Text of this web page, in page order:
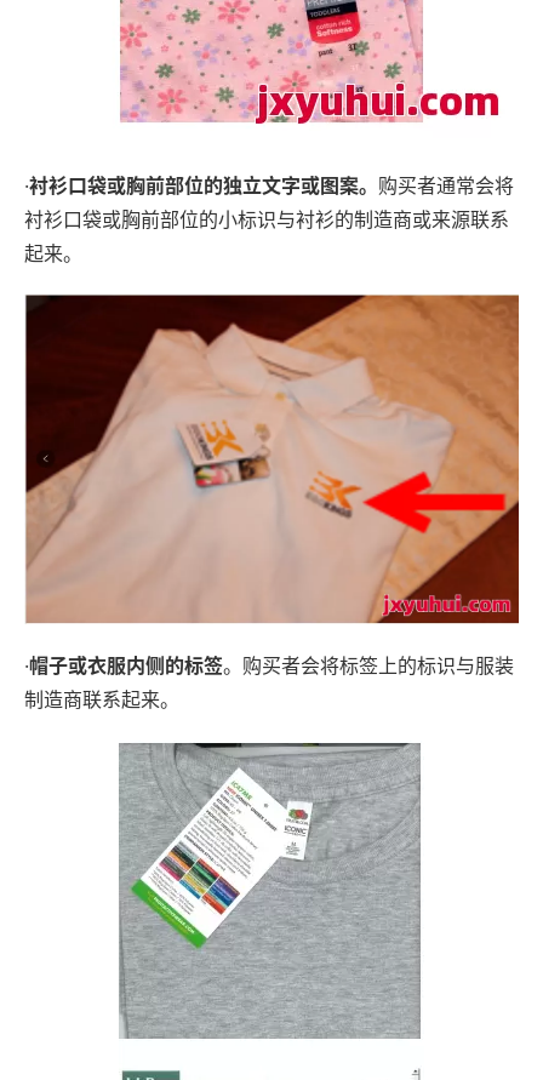
·衬衫口袋或胸前部位的独立文字或图案。 购买者通常会将
衬衫口袋或胸前部位的小标识与衬衫的制造商或来源联系
起来。
·帽子或衣服内侧的标签。购买者会将标签上的标识与服装
制造商联系起来。